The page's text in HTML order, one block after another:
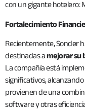
con un gigante hotelero:
Fortalecimiento
Recientemente, Sonder
destinadas amejorar su
La compañía está
significativos,
provienen de una
software y otras